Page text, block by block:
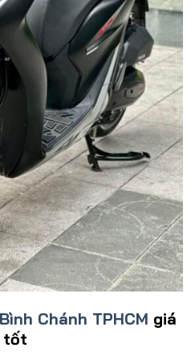
Chánh TPHCM giá
tốt